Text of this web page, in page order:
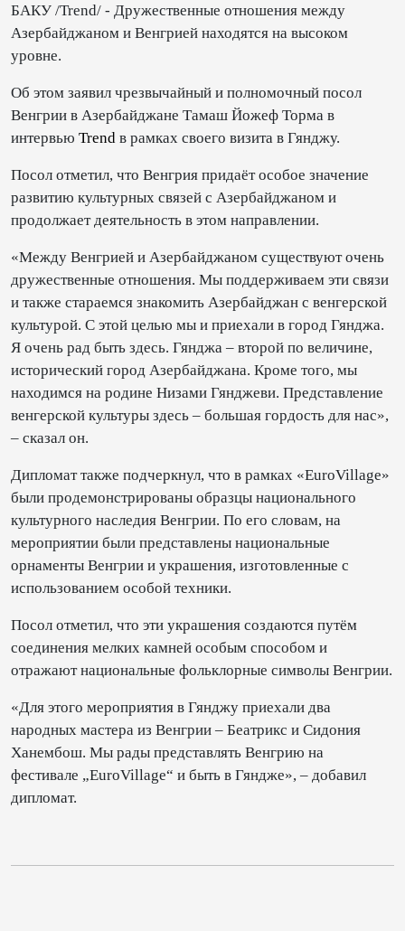
БАКУ /Trend/ - Дружественные отношения между
Азербайджаном и Венгрией находятся на высоком
уровне.
Об этом заявил чрезвычайный и полномочный посол
Венгрии в Азербайджане Тамаш Йожеф Торма в
интервью Trend в рамках своего визита в Гянджу.
Посол отметил, что Венгрия придаёт особое значение
развитию культурных связей с Азербайджаном и
продолжает деятельность в этом направлении.
«Между Венгрией и Азербайджаном существуют очень
дружественные отношения. Мы поддерживаем эти связи
и также стараемся знакомить Азербайджан с венгерской
культурой. С этой целью мы и приехали в город Гянджа.
Я очень рад быть здесь. Гянджа – второй по величине,
исторический город Азербайджана. Кроме того, мы
находимся на родине Низами Гянджеви. Представление
венгерской культуры здесь – большая гордость для нас»,
– сказал он.
Дипломат также подчеркнул, что в рамках «EuroVillage»
были продемонстрированы образцы национального
культурного наследия Венгрии. По его словам, на
мероприятии были представлены национальные
орнаменты Венгрии и украшения, изготовленные с
использованием особой техники.
Посол отметил, что эти украшения создаются путём
соединения мелких камней особым способом и
отражают национальные фольклорные символы Венгрии.
«Для этого мероприятия в Гянджу приехали два
народных мастера из Венгрии – Беатрикс и Сидония
Ханембош. Мы рады представлять Венгрию на
фестивале „EuroVillage“ и быть в Гяндже», – добавил
дипломат.